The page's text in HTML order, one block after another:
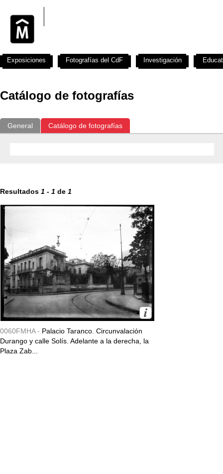
Catálogo de fotografías
General Catálogo de fotografías
Resultados 1 - 1 de 1
0060FMHA - Palacio Taranco. Circunvalación
Durango y calle Solís. Adelante a la derecha, la
Plaza Zab...
Exposiciones Fotografías del CdF Investigación